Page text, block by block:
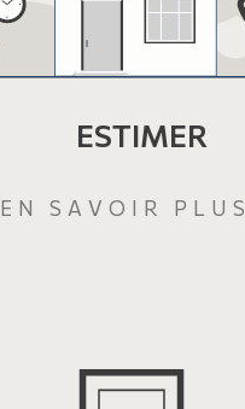
ESTIMER
EN SAVOIR PLUS